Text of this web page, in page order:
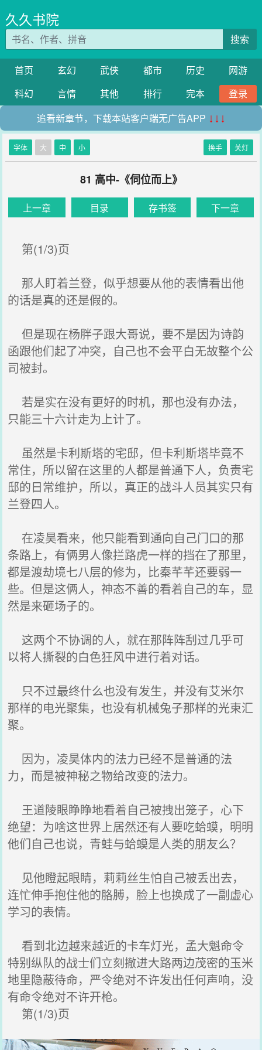
久久书院
搜索
首页 玄幻 武侠 都市 历史
网游
科幻
言情 其他 排行 完本
登录
追看新章节，下载本站客户端无广告APP ↓↓↓
字体 大 中 小 换手 关灯
81 高中-《伺位而上》
上一章 目录 存书签 下一章
第(1/3)页
那人盯着兰登，似乎想要从他的表情看出他
的话是真的还是假的。
但是现在杨胖子跟大哥说，要不是因为诗韵
函跟他们起了冲突，自己也不会平白无故整个公
司被封。
若是实在没有更好的时机，那也没有办法，
只能三十六计走为上计了。
虽然是卡利斯塔的宅邸，但卡利斯塔毕竟不
常住，所以留在这里的人都是普通下人，负责宅
邸的日常维护，所以，真正的战斗人员其实只有
兰登四人。
在凌昊看来，他只能看到通向自己门口的那
条路上，有俩男人像拦路虎一样的挡在了那里，
都是渡劫境七八层的修为，比秦芊芊还要弱一
些。但是这俩人，神态不善的看着自己的车，显
然是来砸场子的。
这两个不协调的人，就在那阵阵刮过几乎可
以将人撕裂的白色狂风中进行着对话。
只不过最终什么也没有发生，并没有艾米尔
那样的电光聚集，也没有机械兔子那样的光束汇
聚。
因为，凌昊体内的法力已经不是普通的法
力，而是被神秘之物给改变的法力。
王道陵眼睁睁地看着自己被拽出笼子，心下
绝望：为啥这世界上居然还有人要吃蛤蟆，明明
他们自己也说，青蛙与蛤蟆是人类的朋友么？
见他瞪起眼睛，莉莉丝生怕自己被丢出去，
连忙伸手抱住他的胳膊，脸上也换成了一副虚心
学习的表情。
看到北边越来越近的卡车灯光，孟大魁命令
特别纵队的战士们立刻撤进大路两边茂密的玉米
地里隐蔽待命，严令绝对不许发出任何声响，没
有命令绝对不许开枪。
第(1/3)页